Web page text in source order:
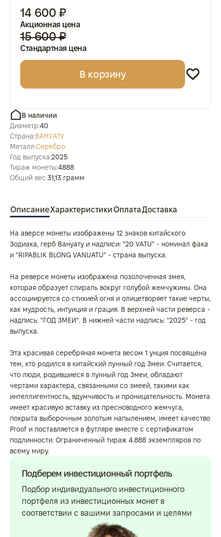
14 600 ₽
Акционная цена
15 600 ₽
Стандартная цена
В корзину
В наличии
Диаметр:40
Страна:ВАНУАТУ
Металл:Серебро
Год выпуска:2025
Тираж монеты:4888
Общий вес:31,13 грамм
ОписаниеХарактеристикиОплатаДоставка
На аверсе монеты изображены 12 знаков китайского
Зодиака, герб Вануату и надписи: "20 VATU" - номинал фака
и "RIPABLIK BLONG VANUATU" - страна выпуска.
На реверсе монеты изображена позолоченная змея,
которая образует спираль вокруг голубой жемчужины. Она
ассоциируется со стихией огня и олицетворяет такие черты,
как мудрость, интуиция и грация. В верхней части реверса -
надпись: "ГОД ЗМЕИ". В нижней части надпись: "2025" - год
выпуска.
Эта красивая серебряная монета весом 1 унция посвящена
тем, кто родился в китайский лунный год Змеи. Считается,
что люди, родившиеся в лунный год Змеи, обладают
чертами характера, связанными со змеей, такими как
интеллигентность, вдумчивость и проницательность. Монета
имеет красивую вставку из пресноводного жемчуга,
покрыта выборочным золотым напылением, имеет качество
Proof и поставляется в футляре вместе с сертификатом
подлинности. Ограниченный тираж 4.888 экземпляров по
всему миру.
Подберем инвестиционный портфель
Подбор индивидуального инвестиционного
портфеля из инвестиционных монет в
соответствии с вашими запросами и целями